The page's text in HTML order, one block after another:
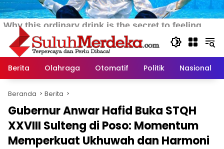
Berita Olahraga Otomatif Politik Nasional
Beranda Berita
Gubernur Anwar Hafid Buka STQH
XXVIII Sulteng di Poso: Momentum
Memperkuat Ukhuwah dan Harmoni